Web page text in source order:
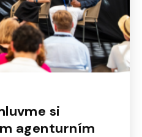
si
agenturním